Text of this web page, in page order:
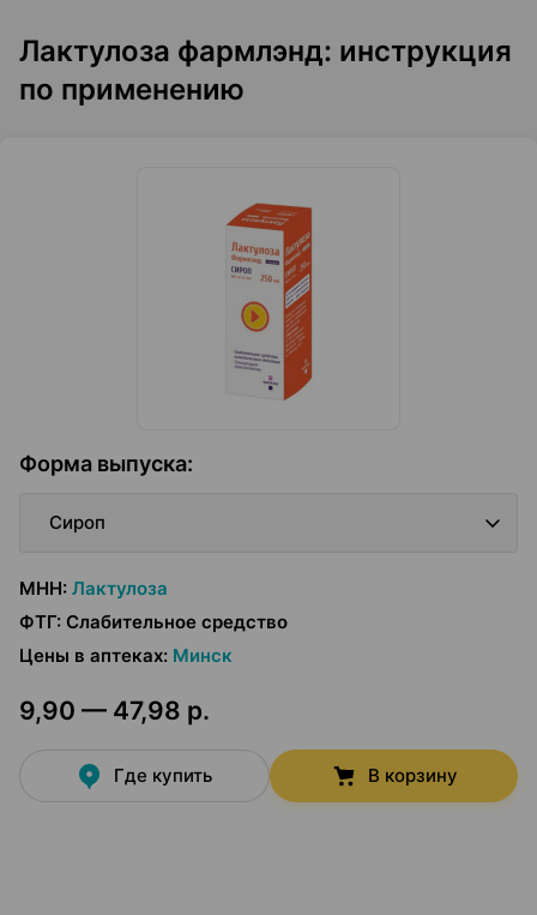
Лактулоза фармлэнд: инструкция
по применению
Форма выпуска:
Сироп
МНН: Лактулоза
ФТГ: Слабительное средство
Цены в аптеках: Минск
9,90 — 47,98 р.
Где купить В корзину